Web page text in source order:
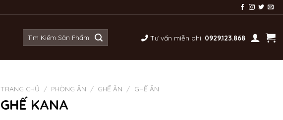
Tư vấn miễn phí: 0929.123.868
TRANG CHỦ / PHÒNG ĂN / GHẾ ĂN / GHẾ ĂN
GHẾ KANA